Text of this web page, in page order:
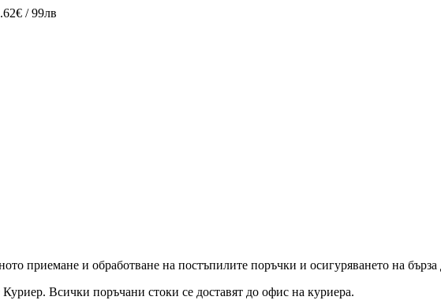
/ 99лв
приемане и обработване на постъпилите поръчки и осигуряването на бърза
Всички поръчани стоки се доставят до офис на куриера.